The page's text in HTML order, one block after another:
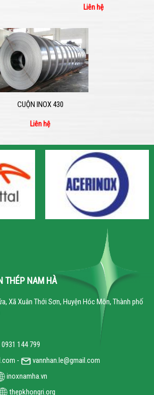
Liên hệ
CUỘN INOX 430
Liên hệ
THÉP NAM HÀ
Xã Xuân Thới Sơn, Huyện Hóc Môn, Thành phố
0931 144 799
-
vannhan.le@gmail.com
inoxnamha.vn
thepkhongri.org